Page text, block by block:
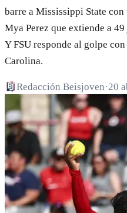
barre a Mississippi State
Mya Perez que extiende a
Y FSU responde al golpe
Carolina.
Redacción Beisjoven·20